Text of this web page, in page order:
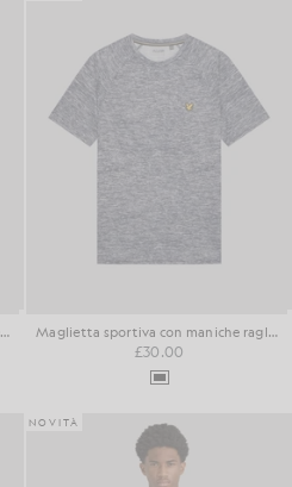
Maglietta sportiva con maniche riflettenti Maglietta sportiva con maniche raglan
£30.00
NOVITÀ